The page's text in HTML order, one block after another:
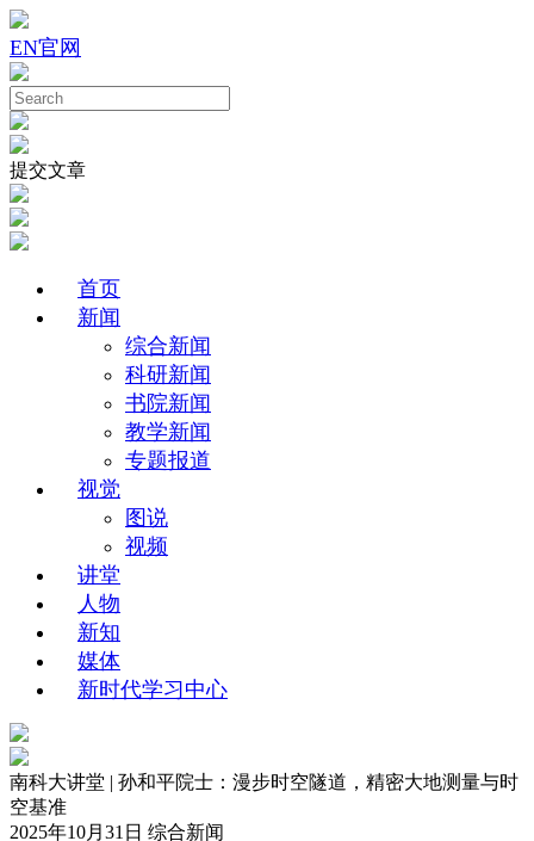
EN官网
提交文章
首页
新闻
综合新闻
科研新闻
书院新闻
教学新闻
专题报道
视觉
图说
视频
讲堂
人物
新知
媒体
新时代学习中心
南科大讲堂 | 孙和平院士：漫步时空隧道，精密大地测量与时
空基准
2025年10月31日 综合新闻